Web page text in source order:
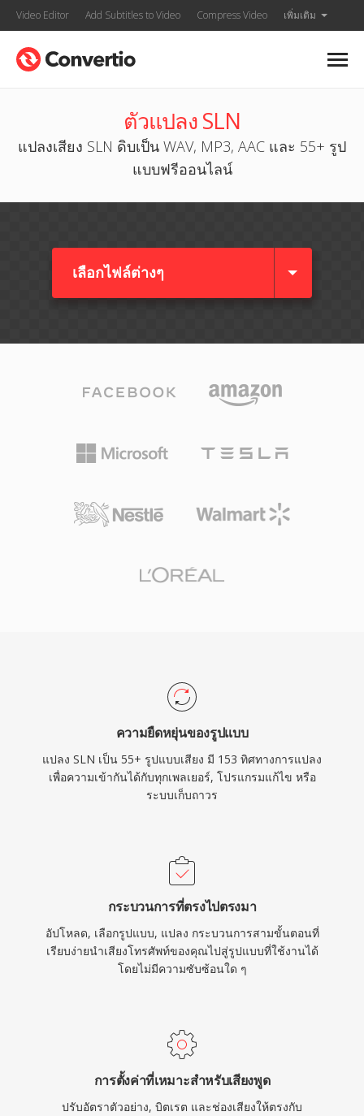
Video Editor Add Subtitles to Video Compress Video เพิ่มเติม
ตัวแปลง SLN
แปลงเสียง SLN ดิบเป็น WAV, MP3, AAC และ 55+ รูป
แบบฟรีออนไลน์
เลือกไฟล์ต่างๆ​
ความยืดหยุ่นของรูปแบบ
แปลง SLN เป็น 55+ รูปแบบเสียง มี 153 ทิศทางการแปลง
เพื่อความเข้ากันได้กับทุกเพลเยอร์, โปรแกรมแก้ไข หรือ
ระบบเก็บถาวร
กระบวนการที่ตรงไปตรงมา
อัปโหลด, เลือกรูปแบบ, แปลง กระบวนการสามขั้นตอนที่
เรียบง่ายนำเสียงโทรศัพท์ของคุณไปสู่รูปแบบที่ใช้งานได้
โดยไม่มีความซับซ้อนใด ๆ
การตั้งค่าที่เหมาะสำหรับเสียงพูด
ปรับอัตราตัวอย่าง, บิตเรต และช่องเสียงให้ตรงกับ